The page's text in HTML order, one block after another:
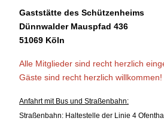
Gaststätte des Schützenheims
Dünnwalder Mauspfad 436
51069 Köln
Alle Mitglieder sind recht herzlich
Gäste sind recht herzlich willkommen!
Anfahrt mit Bus und Straßenbahn:
Straßenbahn: Haltestelle der Linie 4